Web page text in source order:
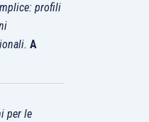
profili
A
per le